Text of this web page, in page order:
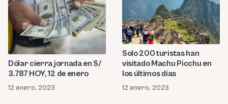
Dólar cierra jornada en S/
3.787 HOY, 12 de enero
12 enero, 2023
Solo 200 turistas han
visitado Machu Picchu en
los últimos días
12 enero, 2023